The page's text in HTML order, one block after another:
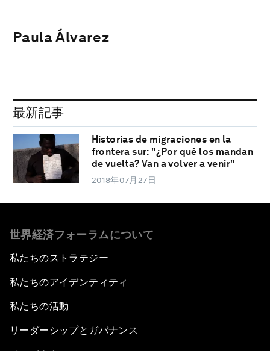
Paula Álvarez
最新記事
Historias de migraciones en la
frontera sur: "¿Por qué los mandan
de vuelta? Van a volver a venir"
2018年07月27日
世界経済フォーラムについて
私たちのストラテジー
私たちのアイデンティティ
私たちの活動
リーダーシップとガバナンス